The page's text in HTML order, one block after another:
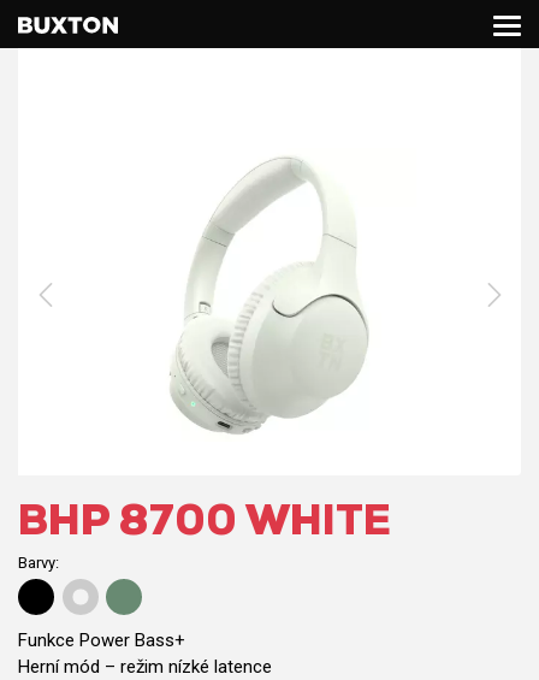
BHP 8700 WHITE
Barvy:
Funkce Power Bass+
Herní mód – režim nízké latence